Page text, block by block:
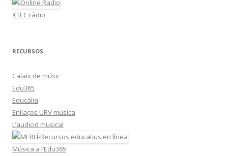
XTEC ràdio
RECURSOS
Calaix de músic
Edu365
Educàlia
Enllaços URV música
L’audició musical
Música a l’Edu365